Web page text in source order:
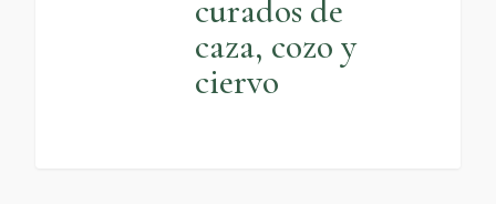
curados de
caza, cozo y
ciervo